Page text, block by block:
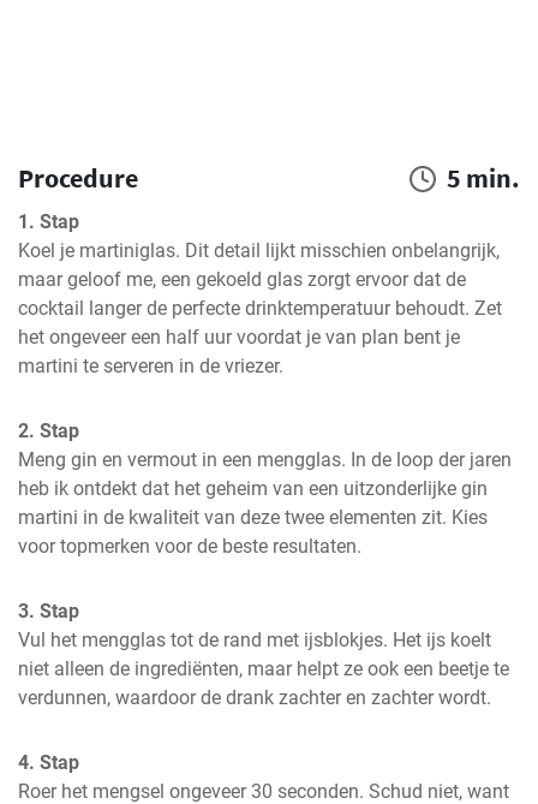
Procedure 5 min.
1. Stap
Koel je martiniglas. Dit detail lijkt misschien onbelangrijk,
maar geloof me, een gekoeld glas zorgt ervoor dat de
cocktail langer de perfecte drinktemperatuur behoudt. Zet
het ongeveer een half uur voordat je van plan bent je
martini te serveren in de vriezer.
2. Stap
Meng gin en vermout in een mengglas. In de loop der jaren
heb ik ontdekt dat het geheim van een uitzonderlijke gin
martini in de kwaliteit van deze twee elementen zit. Kies
voor topmerken voor de beste resultaten.
3. Stap
Vul het mengglas tot de rand met ijsblokjes. Het ijs koelt
niet alleen de ingrediënten, maar helpt ze ook een beetje te
verdunnen, waardoor de drank zachter en zachter wordt.
4. Stap
Roer het mengsel ongeveer 30 seconden. Schud niet, want